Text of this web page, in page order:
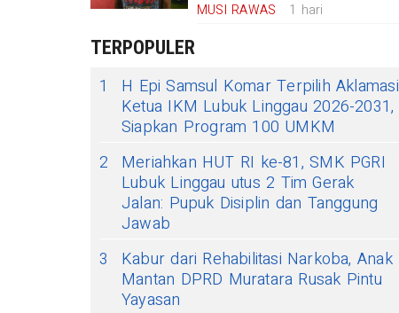
MUSI RAWAS 1 hari
TERPOPULER
1
H Epi Samsul Komar Terpilih Aklamasi
Ketua IKM Lubuk Linggau 2026-2031,
Siapkan Program 100 UMKM
2
Meriahkan HUT RI ke-81, SMK PGRI
Lubuk Linggau utus 2 Tim Gerak
Jalan: Pupuk Disiplin dan Tanggung
Jawab
3
Kabur dari Rehabilitasi Narkoba, Anak
Mantan DPRD Muratara Rusak Pintu
Yayasan